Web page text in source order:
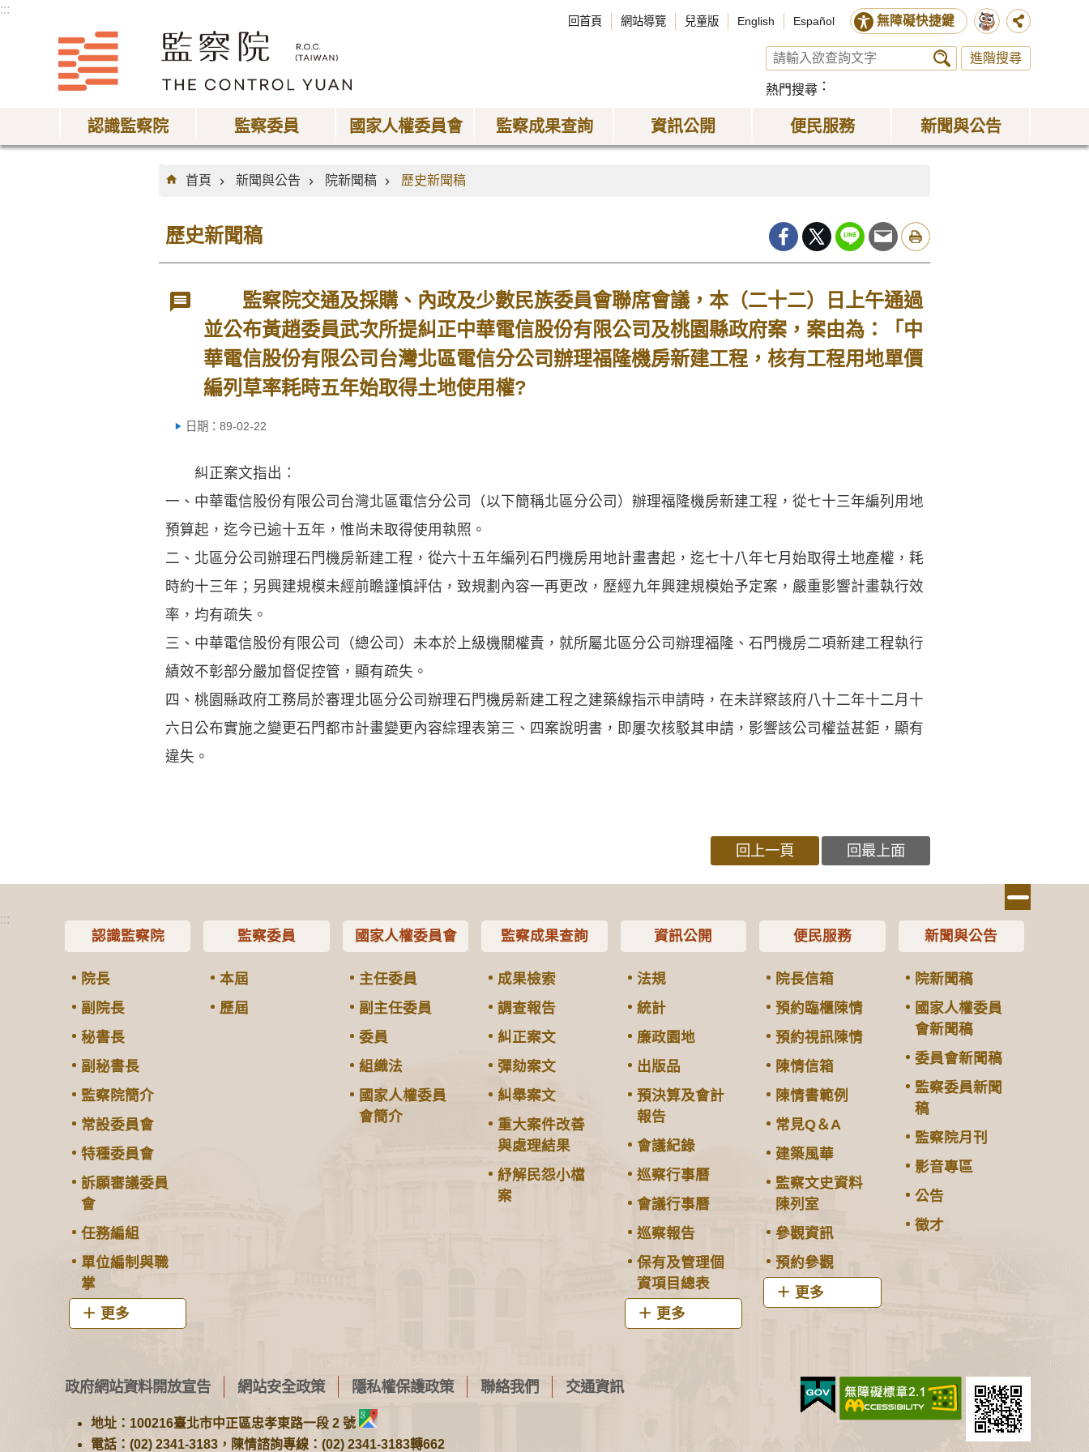
:::
回首頁 網站導覽 兒童版 English Español 無障礙快捷鍵
進階搜尋
熱門搜尋
認識監察院 監察委員 國家人權委員會 監察成果查詢 資訊公開 便民服務 新聞與公告
:::
首頁
新聞與公告 院新聞稿 歷史新聞稿
歷史新聞稿
監察院交通及採購、內政及少數民族委員會聯席會議，本（二十二）日上午通過
並公布黃趙委員武次所提糾正中華電信股份有限公司及桃園縣政府案，案由為：「中
華電信股份有限公司台灣北區電信分公司辦理福隆機房新建工程，核有工程用地單價
編列草率耗時五年始取得土地使用權?
日期：89-02-22
糾正案文指出：
一、中華電信股份有限公司台灣北區電信分公司（以下簡稱北區分公司）辦理福隆機房新建工程，從七十三年編列用地
預算起，迄今已逾十五年，惟尚未取得使用執照。
二、北區分公司辦理石門機房新建工程，從六十五年編列石門機房用地計畫書起，迄七十八年七月始取得土地產權，耗
時約十三年；另興建規模未經前瞻謹慎評估，致規劃內容一再更改，歷經九年興建規模始予定案，嚴重影響計畫執行效
率，均有疏失。
三、中華電信股份有限公司（總公司）未本於上級機關權責，就所屬北區分公司辦理福隆、石門機房二項新建工程執行
績效不彰部分嚴加督促控管，顯有疏失。
四、桃園縣政府工務局於審理北區分公司辦理石門機房新建工程之建築線指示申請時，在未詳察該府八十二年十二月十
六日公布實施之變更石門都市計畫變更內容綜理表第三、四案說明書，即屢次核駁其申請，影響該公司權益甚鉅，顯有
違失。
回上一頁 回最上面
:::
認識監察院
院長
副院長
秘書長
副秘書長
監察院簡介
常設委員會
特種委員會
訴願審議委員
會
任務編組
單位編制與職
掌
更多
監察委員
本屆
歷屆
國家人權委員會
主任委員
副主任委員
委員
組織法
國家人權委員
會簡介
監察成果查詢
成果檢索
調查報告
糾正案文
彈劾案文
糾舉案文
重大案件改善
與處理結果
紓解民怨小檔
案
資訊公開
法規
統計
廉政園地
出版品
預決算及會計
報告
會議紀錄
巡察行事曆
會議行事曆
巡察報告
保有及管理個
資項目總表
更多
便民服務
院長信箱
預約臨櫃陳情
預約視訊陳情
陳情信箱
陳情書範例
常見Q＆A
建築風華
監察文史資料
陳列室
參觀資訊
預約參觀
更多
新聞與公告
院新聞稿
國家人權委員
會新聞稿
委員會新聞稿
監察委員新聞
稿
監察院月刊
影音專區
公告
徵才
政府網站資料開放宣告 網站安全政策 隱私權保護政策 聯絡我們 交通資訊
地址：100216臺北市中正區忠孝東路一段 2 號
電話：(02) 2341-3183，陳情諮詢專線：(02) 2341-3183轉662